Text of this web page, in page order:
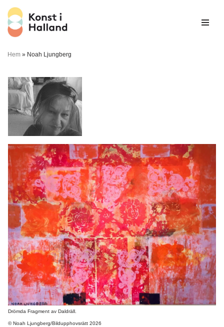
Hoppa
till
innehåll
Hem » Noah Ljungberg
Drömda Fragment av Daldräll.
© Noah Ljungberg/Bildupphovsrätt 2026